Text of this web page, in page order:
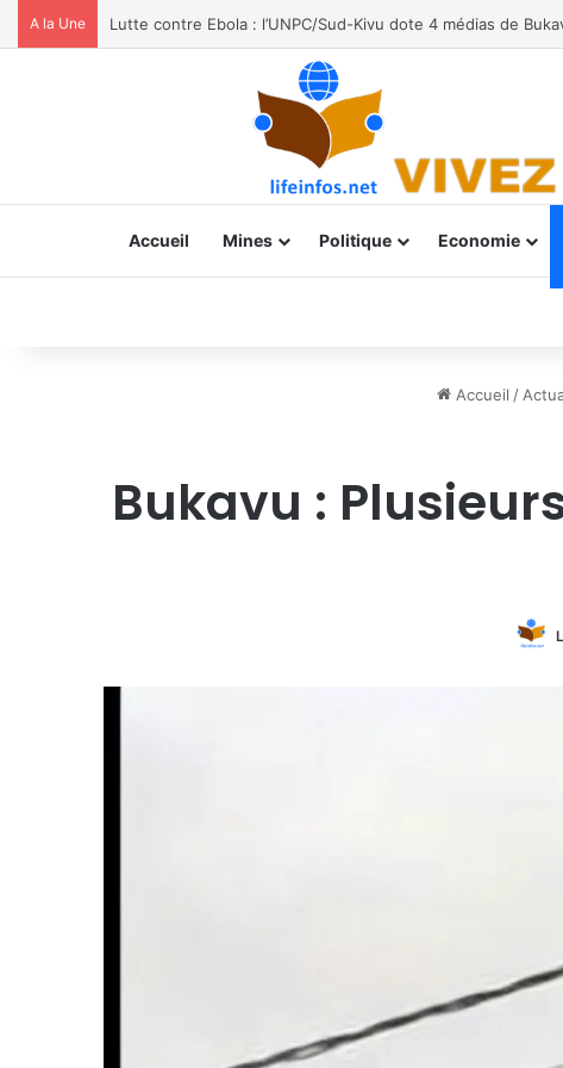
A la Une Moria FM, UNPC et Coopération Suisse unis pour stopper
Accueil Mines Politique Economie
Accueil /
Bukavu :